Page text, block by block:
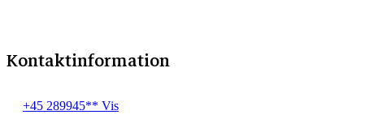
Kontaktinformation
+45 289945** Vis